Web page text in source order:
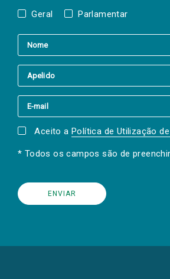
Geral Parlamentar
Aceito a Política de Utilização
* Todos os campos são de